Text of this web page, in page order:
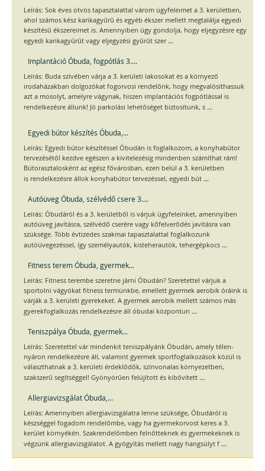
Leírás: Sok éves ötvös tapasztalattal várom ügyfeleimet a 3. kerületben,
ahol számos kész karikagyűrű és egyéb ékszer mellett megtalálja egyedi
készítésű ékszereimet is. Amennyiben úgy gondolja, hogy eljegyzésre egy
egyedi karikagyűrűt vagy eljegyzési gyűrűt szer ...
Implantáció Óbuda, fogpótlás 3....
Leírás: Buda szívében várja a 3. kerületi lakosokat és a környező
irodaházakban dolgozókat fogorvosi rendelőnk, hogy megvalósíthassuk
azt a mosolyt, amelyre vágynak, hiszen implantációs fogpótlással is
rendelkezésre állunk! Jó parkolási lehetőséget biztosítunk, s ...
Egyedi bútor készítés Óbuda,...
Leírás: Egyedi bútor készítéssel Óbudán is foglalkozom, a konyhabútor
tervezésétől kezdve egészen a kivitelezésig mindenben számíthat rám!
Bútorasztalosként az egész fővárosban, ezen belül a 3. kerületben
is rendelkezésre állok konyhabútor tervezéssel, egyedi bút ...
Autóüveg Óbuda, szélvédő csere 3....
Leírás: Óbudáról és a 3. kerületből is várjuk ügyfeleinket, amennyiben
autóüveg javításra, szélvédő cserére vagy kőfelverődés javításra van
szüksége. Több évtizedes szakmai tapasztalattal foglalkozunk
autóüvegezéssel, így személyautók, kisteherautók, tehergépkocs ...
Fitness terem Óbuda, gyermek...
Leírás: Fitness terembe szeretne járni Óbudán? Szeretettel várjuk a
sportolni vágyókat fitness termünkbe, emellett gyermek aerobik óráink is
várják a 3. kerületi gyerekeket. A gyermek aerobik mellett számos más
gyerekfoglalkozás rendelkezésre áll óbudai központun ...
Teniszpálya Óbuda, gyermek...
Leírás: Szeretettel vár mindenkit teniszpályánk Óbudán, amely télen-
nyáron rendelkezésre áll, valamint gyermek sportfoglalkozások közül is
választhatnak a 3. kerületi érdeklődők, színvonalas környezetben,
szakszerű segítséggel! Gyönyörűen felújított és kibővített ...
Allergiavizsgálat Óbuda,...
Leírás: Amennyiben allergiavizsgálatra lenne szüksége, Óbudáról is
készséggel fogadom rendelőmbe, vagy ha gyermekorvost keres a 3.
kerület környékén. Szakrendelőmben felnőtteknek és gyermekeknek is
végzünk allergiavizsgálatot. A gyógyítás mellett nagy hangsúlyt f ...